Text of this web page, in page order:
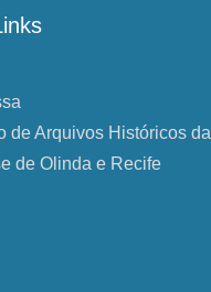
de Arquivos Históricos da
de Olinda e Recife